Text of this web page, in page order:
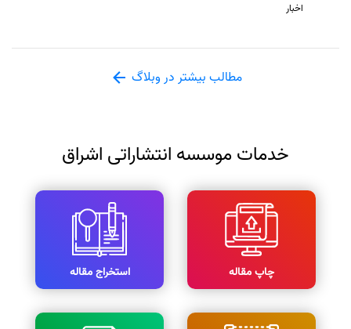
اخبار
مطالب بیشتر در وبلاگ
خدمات موسسه انتشاراتی اشراق
چاپ مقاله استخراج مقاله